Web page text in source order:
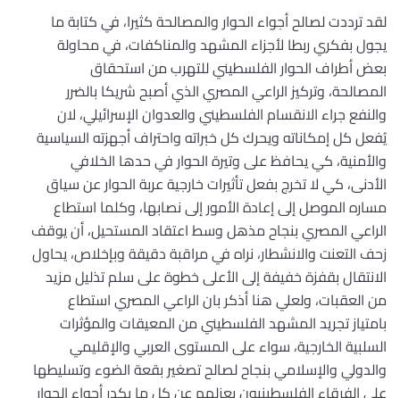
لقد ترددت لصالح أجواء الحوار والمصالحة كثيرا، في كتابة ما
يجول بفكري ربطا لأجزاء المشهد والمناكفات، في محاولة
بعض أطراف الحوار الفلسطيني للتهرب من استحقاق
المصالحة، وتركيز الراعي المصري الذي أصبح شريكا بالضرر
والنفع جراء الانقسام الفلسطيني والعدوان الإسرائيلي، لان
يُفعل كل إمكاناته ويحرك كل خبراته واحتراف أجهزته السياسية
والأمنية، كي يحافظ على وتيرة الحوار في حدها الخلافي
الأدنى، كي لا تخرج بفعل تأثيرات خارجية عربة الحوار عن سياق
مساره الموصل إلى إعادة الأمور إلى نصابها، وكلما استطاع
الراعي المصري بنجاح مذهل وسط اعتقاد المستحيل، أن يوقف
زحف التعنت والانشطار، نراه في مراقبة دقيقة وبإخلاص، يحاول
الانتقال بقفزة خفيفة إلى الأعلى خطوة على سلم تذليل مزيد
من العقبات، ولعلي هنا أذكر بان الراعي المصري استطاع
بامتياز تجريد المشهد الفلسطيني من المعيقات والمؤثرات
السلبية الخارجية، سواء على المستوى العربي والإقليمي
والدولي والإسلامي بنجاح لصالح تصغير بقعة الضوء وتسليطها